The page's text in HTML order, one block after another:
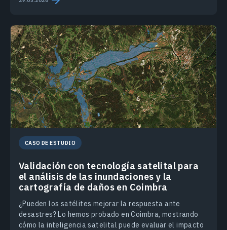
CASO DE ESTUDIO
Validación con tecnología satelital para
el análisis de las inundaciones y la
cartografía de daños en Coimbra
¿Pueden los satélites mejorar la respuesta ante
desastres? Lo hemos probado en Coimbra, mostrando
cómo la inteligencia satelital puede evaluar el impacto